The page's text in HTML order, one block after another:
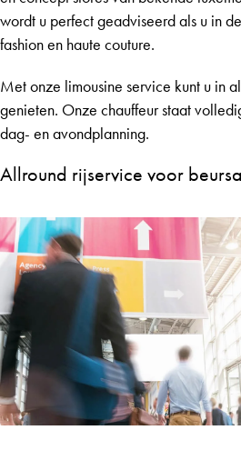
wordt u perfect geadviseerd als u in
fashion en haute couture.
Met onze limousine service kunt u in
genieten. Onze chauffeur staat
dag- en avondplanning.
Allround rijservice voor